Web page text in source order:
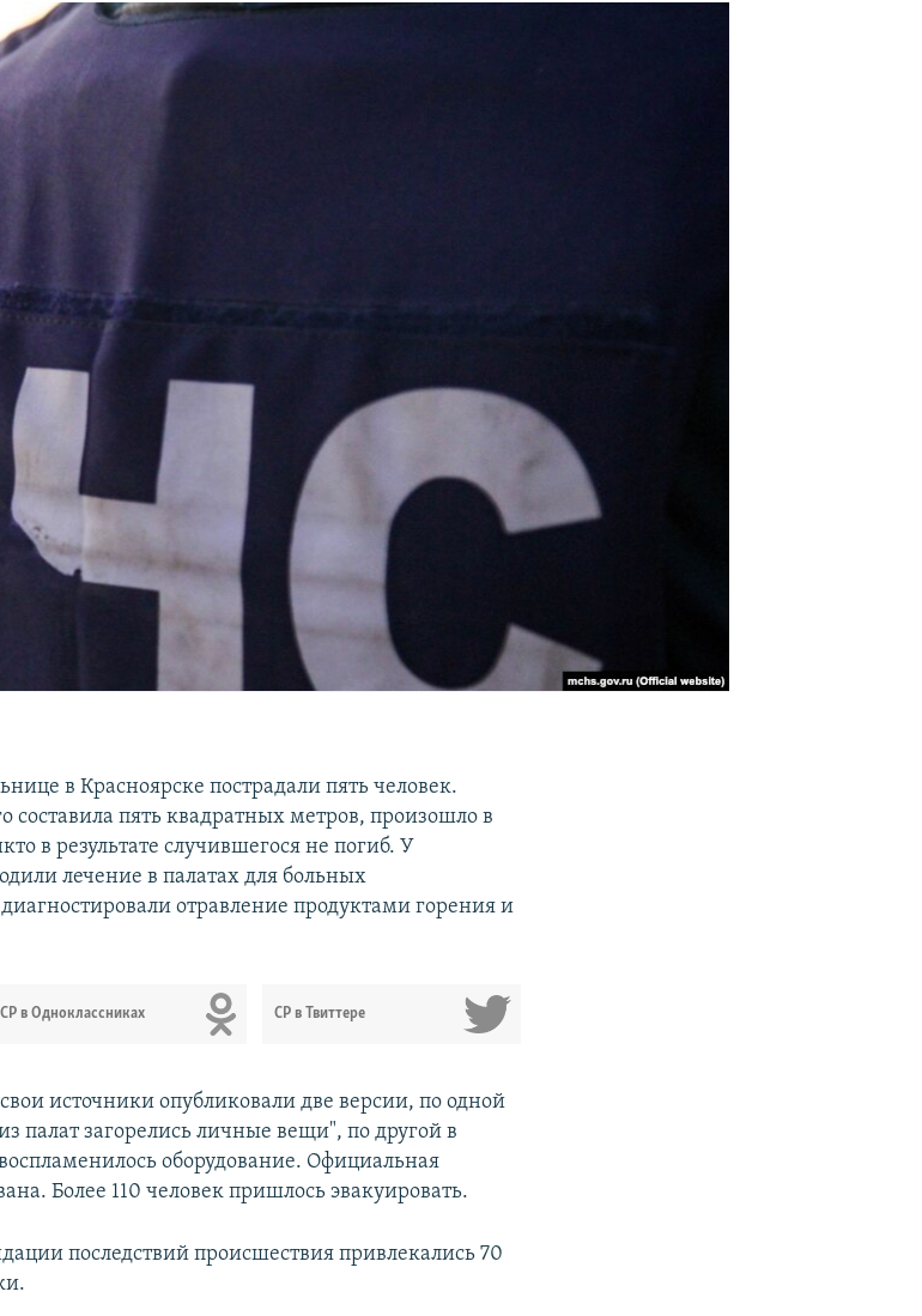
в Красноярске пострадали пять человек.
составила пять квадратных метров, произошло в
в результате случившегося не погиб. У
лечение в палатах для больных
отравление продуктами горения и
СР в Одноклассниках СР в Твиттере
источники опубликовали две версии, по одной
палат загорелись личные вещи", по другой в
оборудование. Официальная
Более 110 человек пришлось эвакуировать.
последствий происшествия привлекались 70